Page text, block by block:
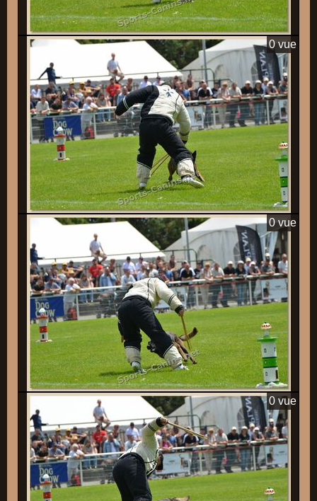
0 vue
0 vue
0 vue